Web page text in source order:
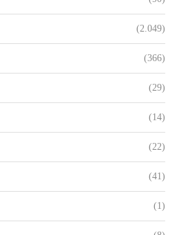
(2.049)
(366)
(29)
(14)
(22)
(41)
(1)